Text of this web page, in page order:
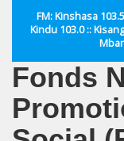
FM: Kinshasa
Kindu 103.0 ::
Fonds